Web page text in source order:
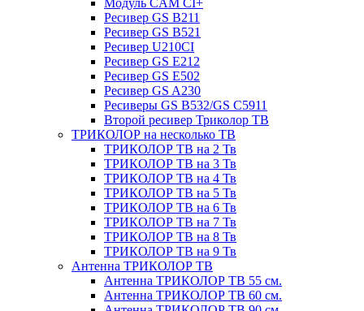
Модуль CAM CI+
Ресивер GS B211
Ресивер GS B521
Ресивер U210CI
Ресивер GS E212
Ресивер GS E502
Ресивер GS A230
Ресиверы GS B532/GS C5911
Второй ресивер Триколор ТВ
ТРИКОЛОР на несколько ТВ
ТРИКОЛОР ТВ на 2 Тв
ТРИКОЛОР ТВ на 3 Тв
ТРИКОЛОР ТВ на 4 Тв
ТРИКОЛОР ТВ на 5 Тв
ТРИКОЛОР ТВ на 6 Тв
ТРИКОЛОР ТВ на 7 Тв
ТРИКОЛОР ТВ на 8 Тв
ТРИКОЛОР ТВ на 9 Тв
Антенна ТРИКОЛОР ТВ
Антенна ТРИКОЛОР ТВ 55 см.
Антенна ТРИКОЛОР ТВ 60 см.